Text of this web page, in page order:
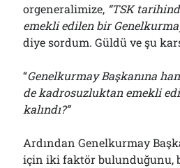
orgeneralimize, “TSK
emekli edilen bir
diye sordum. Güldü ve şu
“Genelkurmay Başkanına
de kadrosuzluktan emekli
kalındı?”
Ardından Genelkurmay
için iki faktör bulunduğunu,